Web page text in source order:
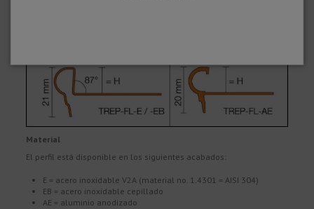
Material
El perfil está disponible en los siguientes acabados:
E = acero inoxidable V2A (material no. 1.4301 = AISI 304)
EB = acero inoxidable cepillado
AE = aluminio anodizado